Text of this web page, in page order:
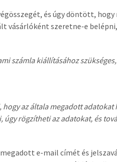
és úgy döntött,
szeretne-e
számla kiállításához
az általa megadott adatokat
rögzítheti az adatokat, és
e-mail címét és